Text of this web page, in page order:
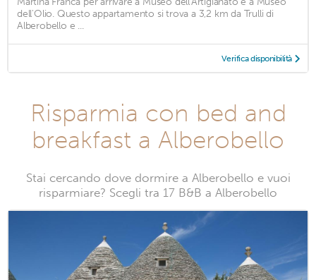
dell'Olio. Questo appartamento si trova a 3,2 km da Trulli di
Alberobello e ...
Verifica disponibilità
Risparmia con bed and
breakfast a Alberobello
Stai cercando dove dormire a Alberobello e vuoi
risparmiare? Scegli tra 17 B&B a Alberobello